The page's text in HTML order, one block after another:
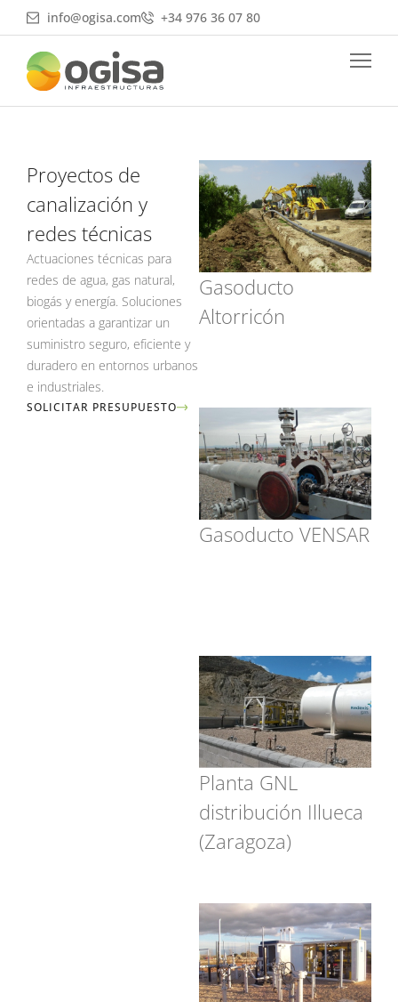
al
contenido
info@ogisa.com +34 976 36 07 80
Proyectos de
canalización y
redes técnicas
Actuaciones técnicas para
redes de agua, gas natural,
biogás y energía. Soluciones
orientadas a garantizar un
suministro seguro, eficiente y
duradero en entornos urbanos
e industriales.
SOLICITAR PRESUPUESTO
Gasoducto
Altorricón
Gasoducto VENSAR
Planta GNL
distribución Illueca
(Zaragoza)
Página